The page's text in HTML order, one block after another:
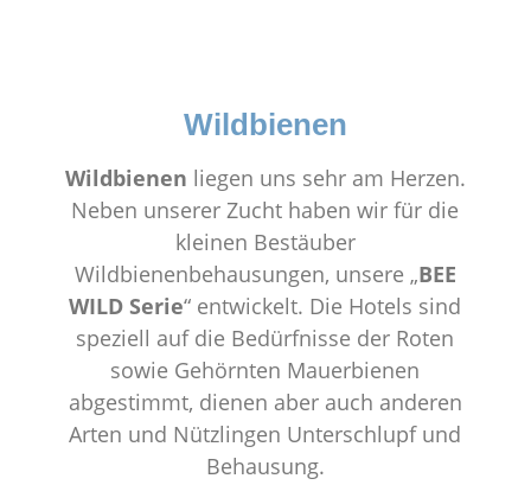
Wildbienen
Wildbienen liegen uns sehr am Herzen.
Neben unserer Zucht haben wir für die
kleinen Bestäuber
Wildbienenbehausungen, unsere „BEE
WILD Serie“ entwickelt. Die Hotels sind
speziell auf die Bedürfnisse der Roten
sowie Gehörnten Mauerbienen
abgestimmt, dienen aber auch anderen
Arten und Nützlingen Unterschlupf und
Behausung.